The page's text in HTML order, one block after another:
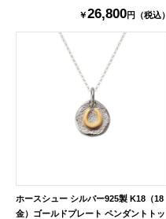
￥26,800円（税込）
ホースシュー シルバー925製 K18（18
金）ゴールドプレート ペンダントトッ